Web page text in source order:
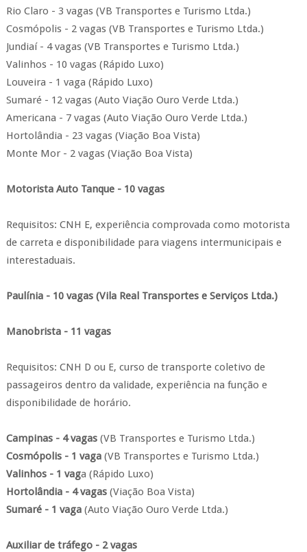
Rio Claro - 3 vagas (VB Transportes e Turismo Ltda.)
Cosmópolis - 2 vagas (VB Transportes e Turismo Ltda.)
Jundiaí - 4 vagas (VB Transportes e Turismo Ltda.)
Valinhos - 10 vagas (Rápido Luxo)
Louveira - 1 vaga (Rápido Luxo)
Sumaré - 12 vagas (Auto Viação Ouro Verde Ltda.)
Americana - 7 vagas (Auto Viação Ouro Verde Ltda.)
Hortolândia - 23 vagas (Viação Boa Vista)
Monte Mor - 2 vagas (Viação Boa Vista)
Motorista Auto Tanque - 10 vagas
Requisitos: CNH E, experiência comprovada como motorista
de carreta e disponibilidade para viagens intermunicipais e
interestaduais.
Paulínia - 10 vagas (Vila Real Transportes e Serviços Ltda.)
Manobrista - 11 vagas
Requisitos: CNH D ou E, curso de transporte coletivo de
passageiros dentro da validade, experiência na função e
disponibilidade de horário.
Campinas - 4 vagas(VB Transportes e Turismo Ltda.)
Cosmópolis - 1 vaga(VB Transportes e Turismo Ltda.)
Valinhos - 1 vaga (Rápido Luxo)
Hortolândia - 4 vagas(Viação Boa Vista)
Sumaré - 1 vaga (Auto Viação Ouro Verde Ltda.)
Auxiliar de tráfego - 2 vagas